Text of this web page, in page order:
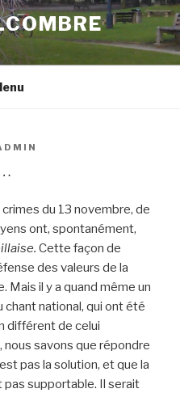
du 13 novembre, de
ont, spontanément,
Cette façon de
des valeurs de la
il y a quand même un
national, qui ont été
différent de celui
nous savons que répondre
pas la solution, et que la
pas supportable. Il serait